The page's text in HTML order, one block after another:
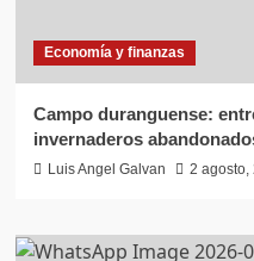
Economía y finanzas
Campo duranguense:
invernaderos
Luis Angel Galvan 2 agosto,